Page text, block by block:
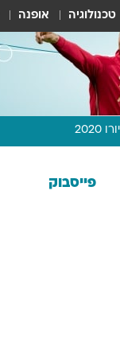
טכנולוגיה אופנה
ספורט
פייסבוק